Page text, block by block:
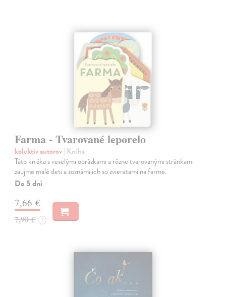
Farma - Tvarované leporelo
kolektív autorov| Kniha
Táto knižka s veselými obrázkami a rôzne tvarovanými stránkami
zaujme malé deti a zoznámi ich so zvieratami na farme.
Do 5 dní
7,66 €
7,90 € ?